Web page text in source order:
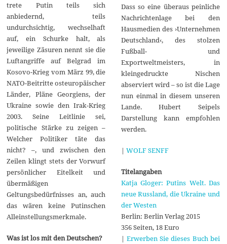
trete Putin teils sich
anbiedernd, teils
undurchsichtig, wechselhaft
auf, ein Schurke halt, als
jeweilige Zäsuren nennt sie die
Luftangriffe auf Belgrad im
Kosovo-Krieg vom März 99, die
NATO-Beitritte osteuropäischer
Länder, Pläne Georgiens, der
Ukraine sowie den Irak-Krieg
2003. Seine Leitlinie sei,
politische Stärke zu zeigen –
Welcher Politiker täte das
nicht? –, und zwischen den
Zeilen klingt stets der Vorwurf
persönlicher Eitelkeit und
übermäßigen
Geltungsbedürfnisses an, auch
das wären keine Putinschen
Alleinstellungsmerkmale.
Was ist los mit den Deutschen?
Dass so eine überaus peinliche
Nachrichtenlage bei den
Hausmedien des ›Unternehmen
Deutschland‹, des stolzen
Fußball- und
Exportweltmeisters, in
kleingedruckte Nischen
abserviert wird – so ist die Lage
nun einmal in diesem unseren
Lande. Hubert Seipels
Darstellung kann empfohlen
werden.
| WOLF SENFF
Titelangaben
Katja Gloger: Putins Welt. Das
neue Russland, die Ukraine und
der Westen
Berlin: Berlin Verlag 2015
356 Seiten, 18 Euro
| Erwerben Sie dieses Buch bei